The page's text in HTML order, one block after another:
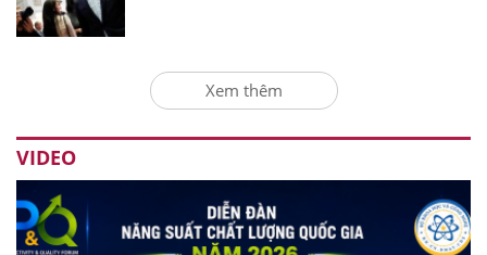
Xem thêm
VIDEO